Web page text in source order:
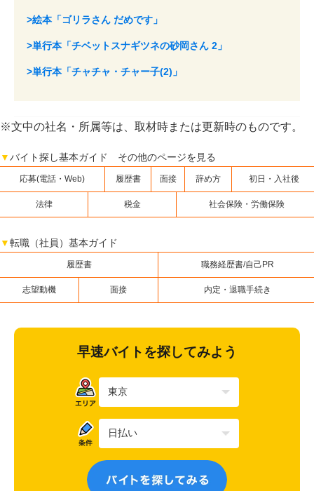
>絵本「ゴリラさん だめです」
>単行本「チベットスナギツネの砂岡さん 2」
>単行本「チャチャ・チャー子(2)」
※文中の社名・所属等は、取材時または更新時のものです。
▼バイト探し基本ガイド その他のページを見る
応募(電話・Web) 履歴書 面接 辞め方 初日・入社後
法律 税金 社会保険・労働保険
▼転職（社員）基本ガイド
履歴書 職務経歴書/自己PR
志望動機 面接 内定・退職手続き
早速バイトを探してみよう